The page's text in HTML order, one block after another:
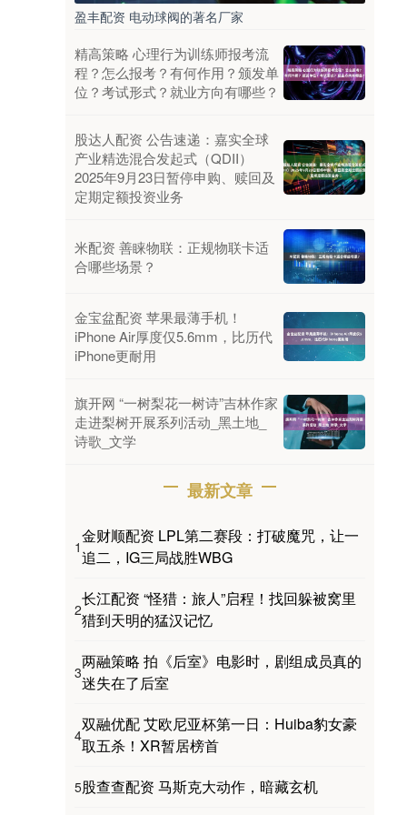
盈丰配资 电动球阀的著名厂家
精高策略 心理行为训练师报考流
程？怎么报考？有何作用？颁发单
位？考试形式？就业方向有哪些？
股达人配资 公告速递：嘉实全球
产业精选混合发起式（QDII）
2025年9月23日暂停申购、赎回及
定期定额投资业务
米配资 善睐物联：正规物联卡适
合哪些场景？
金宝盆配资 苹果最薄手机！
iPhone Air厚度仅5.6mm，比历代
iPhone更耐用
旗开网 “一树梨花一树诗”吉林作家
走进梨树开展系列活动_黑土地_
诗歌_文学
最新文章
1
金财顺配资 LPL第二赛段：打破魔咒，让一
追二，IG三局战胜WBG
2
长江配资 “怪猎：旅人”启程！找回躲被窝里
猎到天明的猛汉记忆
3
两融策略 拍《后室》电影时，剧组成员真的
迷失在了后室
4
双融优配 艾欧尼亚杯第一日：Huiba豹女豪
取五杀！XR暂居榜首
5股查查配资 马斯克大动作，暗藏玄机